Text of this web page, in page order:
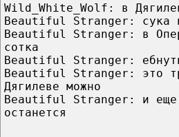
Wild_White_Wolf: в
Beautiful Stranger: сука
Beautiful Stranger: в
сотка
Beautiful Stranger:
Beautiful Stranger: это
Дягилеве можно
Beautiful Stranger: и еще
останется